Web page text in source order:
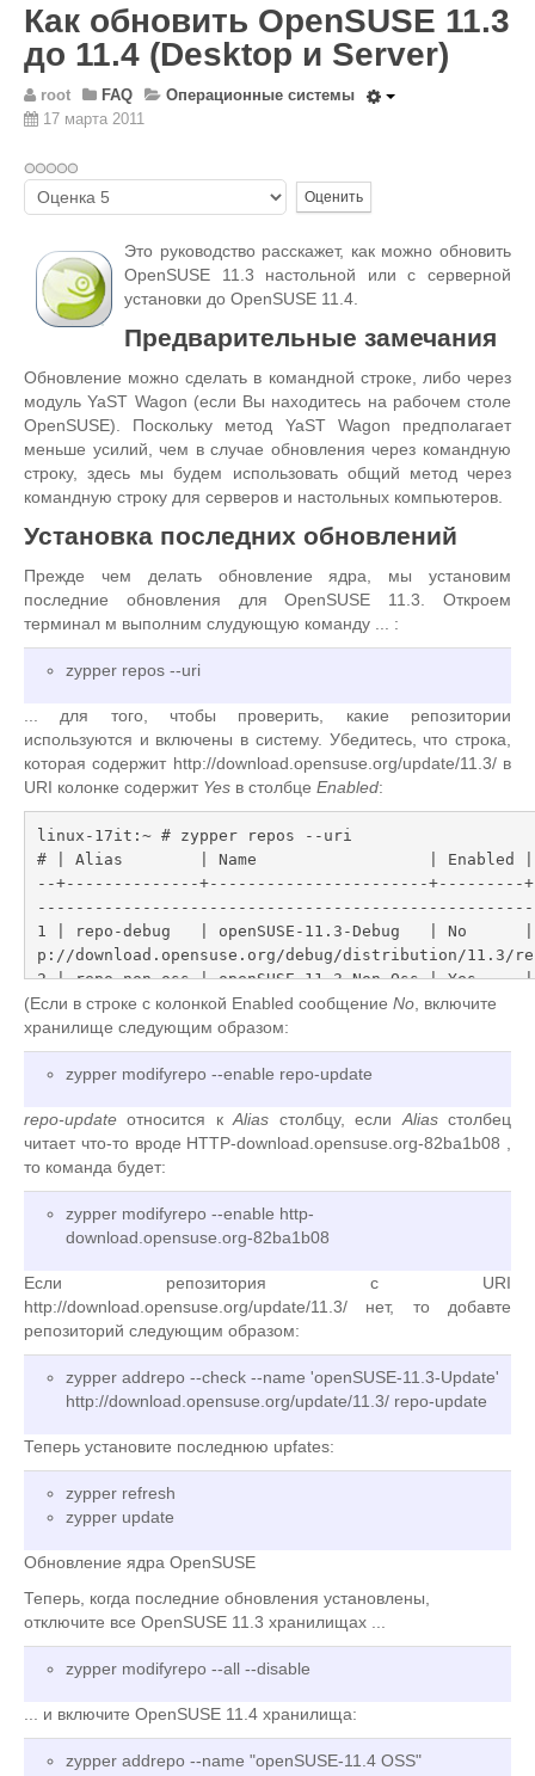
В интернете
Разное
Контакты
Поиск по сайту
Как обновить OpenSUSE 11.3
до 11.4 (Desktop и Server)
root FAQ
Операционные системы
17 марта 2011
Пожалуйста,
оцените
Это руководство расскажет, как можно обновить
OpenSUSE 11.3 настольной или с серверной
установки до OpenSUSE 11.4.
Предварительные замечания
Обновление можно сделать в командной строке, либо через
модуль YaST Wagon (если Вы находитесь на рабочем столе
OpenSUSE). Поскольку метод YaST Wagon предполагает
меньше усилий, чем в случае обновления через командную
строку, здесь мы будем использовать общий метод через
командную строку для серверов и настольных компьютеров.
Установка последних обновлений
Прежде чем делать обновление ядра, мы установим
последние обновления для OpenSUSE 11.3. Откроем
терминал м выполним слудующую команду ... :
zypper repos --uri
... для того, чтобы проверить, какие репозитории
используются и включены в систему. Убедитесь, что строка,
которая содержит http://download.opensuse.org/update/11.3/ в
URI колонке содержит Yes в столбце Enabled:
linux-17it:~ # zypper repos --uri
# | Alias        | Name                  | Enabled |
--+--------------+-----------------------+---------
1 | repo-debug   | openSUSE-11.3-Debug   | No
p://download.opensuse.org/debug/distribution/11.3/
2 | repo-non-oss | openSUSE-11.3-Non-Oss | Yes
p://download.opensuse.org/distribution/11.3/repo/
3 | repo-oss     | openSUSE-11.3-Oss     | Yes
p://download.opensuse.org/distribution/11.3/repo/
4 | repo-source  | openSUSE-11.3-Source  | No
5 | repo-update  | openSUSE-11.3-Update  | Yes
p://download.opensuse.org/update/11.3/
linux-17it:~ #
(Если в строке с колонкой Enabled сообщение No , включите
хранилище следующим образом:
zypper modifyrepo --enable repo-update
repo-update относится кAlias столбцу, если Aliasстолбец
читает что-то вроде HTTP-download.opensuse.org-82ba1b08 ,
то команда будет:
zypper modifyrepo --enable http-
download.opensuse.org-82ba1b08
Если репозитория с URI
http://download.opensuse.org/update/11.3/ нет, то добавте
репозиторий следующим образом:
zypper addrepo --check --name 'openSUSE-11.3-Update'
http://download.opensuse.org/update/11.3/ repo-update
Теперь установите последнюю upfates:
zypper refresh
zypper update
Обновление ядра OpenSUSE
Теперь, когда последние обновления установлены,
отключите все OpenSUSE 11.3 хранилищах ...
zypper modifyrepo --all --disable
... и включите OpenSUSE 11.4 хранилища:
zypper addrepo --name "openSUSE-11.4 OSS"